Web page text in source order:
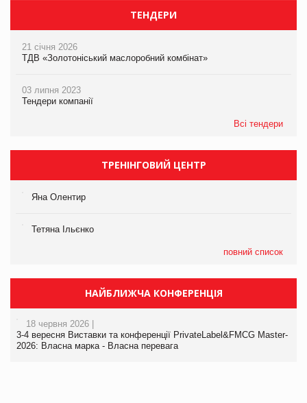
ТЕНДЕРИ
21 січня 2026
ТДВ «Золотоніський маслоробний комбінат»
03 липня 2023
Тендери компанії
Всі тендери
ТРЕНІНГОВИЙ ЦЕНТР
Яна Олентир
Тетяна Ільєнко
повний список
НАЙБЛИЖЧА КОНФЕРЕНЦІЯ
18 червня 2026 |
3-4 вересня Виставки та конференції PrivateLabel&FMCG Master-
2026: Власна марка - Власна перевага